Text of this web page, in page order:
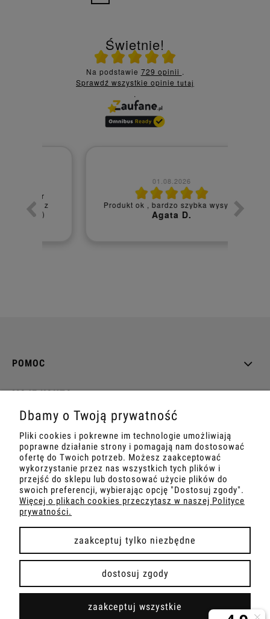
Świetnie!
Ocena średnia 5 na 5
Na podstawie 729 opinii .
Sprawdź wszystkie opinie tutaj
.
01.08.2026
Produkt ok , bardzo szybka wysyłka
Agata D.
POMOC
MOJE KONTO
PŁATNOŚCI I DOSTAWA
INFORMACJE
O NAS
pokaż pełną wersję strony
Sklep internetowy Shoper Premium
Dbamy o Twoją prywatność
Pliki cookies i pokrewne im technologie umożliwiają
poprawne działanie strony i pomagają nam dostosować
ofertę do Twoich potrzeb. Możesz zaakceptować
wykorzystanie przez nas wszystkich tych plików i
przejść do sklepu lub dostosować użycie plików do
swoich preferencji, wybierając opcję "Dostosuj zgody".
Więcej o plikach cookies przeczytasz w naszej Polityce
prywatności.
zaakceptuj tylko niezbędne
dostosuj zgody
zaakceptuj wszystkie